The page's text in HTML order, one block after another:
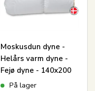
Moskusdun dyne -
Helårs varm dyne -
Fejø dyne - 140x200
cm - Quilts Of
På lager